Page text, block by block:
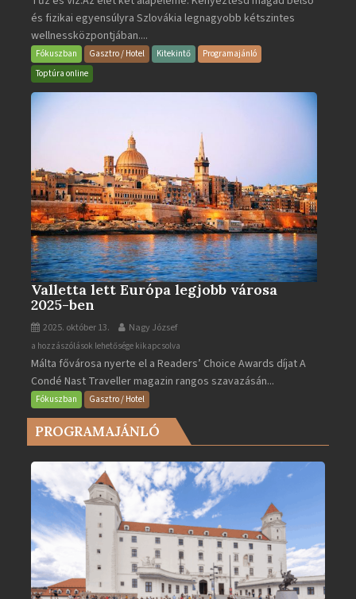
·
Wellness
és
Gyógyfürdő
és fizikai egyensúlyra Szlovákia legnagyobb kétszintes
wellnessközpontjában....
Fókuszban Gasztro / Hotel Kitekintő
Programajánló
Toptúra online
Valletta lett Európa legjobb városa
2025-ben
2025. október 13. Nagy József
Valletta
lett
Európa
legjobb
városa
2025-
bejegyzéshez
a hozzászólások lehetősége kikapcsolva
Málta fővárosa nyerte el a Readers’ Choice Awards díjat A
Condé Nast Traveller magazin rangos szavazásán...
Fókuszban Gasztro / Hotel
PROGRAMAJÁNLÓ